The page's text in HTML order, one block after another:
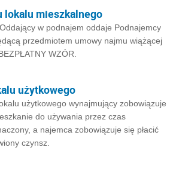
lokalu mieszkalnego
w podnajem oddaje Podnajemcy
przedmiotem umowy najmu wiążącej
WZÓR.
użytkowego
użytkowego wynajmujący zobowiązuje
do używania przez czas
a najemca zobowiązuje się płacić
czynsz.